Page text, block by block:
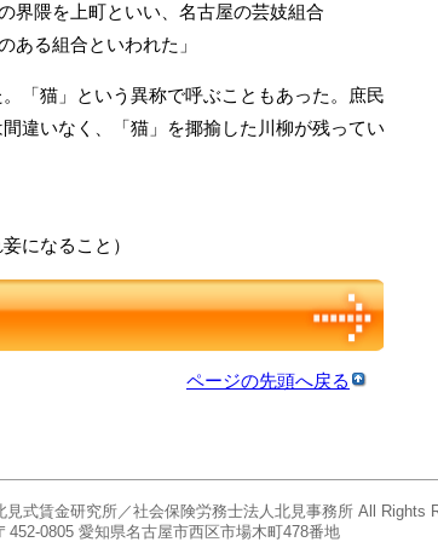
界隈を上町といい、名古屋の芸妓組合
ある組合といわれた」
「猫」という異称で呼ぶこともあった。庶民
違いなく、「猫」を揶揄した川柳が残ってい
になること）
ページの先頭へ戻る
見式賃金研究所／社会保険労務士法人北見事務所 All Rights
452-0805 愛知県名古屋市西区市場木町478番地